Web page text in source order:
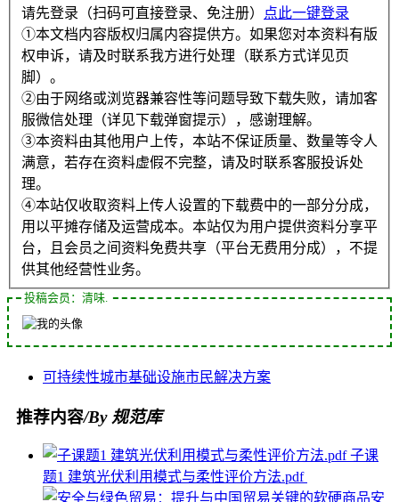
请先登录（扫码可直接登录、免注册）
点此一键登录
①本文档内容版权归属内容提供方。如果您对本资料有版
权申诉，请及时联系我方进行处理（联系方式详见页
脚）。
②由于网络或浏览器兼容性等问题导致下载失败，请加客
服微信处理（详见下载弹窗提示），感谢理解。
③本资料由其他用户上传，本站不保证质量、数量等令人
满意，若存在资料虚假不完整，请及时联系客服投诉处
理。
④本站仅收取资料上传人设置的下载费中的一部分分成，
用以平摊存储及运营成本。本站仅为用户提供资料分享平
台，且会员之间资料免费共享（平台无费用分成），不提
供其他经营性业务。
投稿会员：清味.
可持续性城市基础设施市民解决方案
推荐内容/By 规范库
子课
题1 建筑光伏利用模式与柔性评价方法.pdf